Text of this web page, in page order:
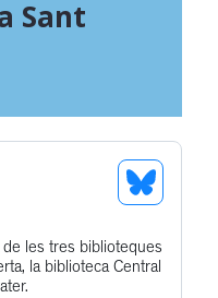
Sant
See
Profile
les tres biblioteques
la biblioteca Central